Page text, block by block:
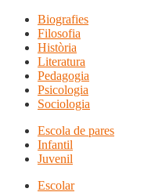
Biografies
Filosofia
Història
Literatura
Pedagogia
Psicologia
Sociologia
Escola de pares
Infantil
Juvenil
Escolar